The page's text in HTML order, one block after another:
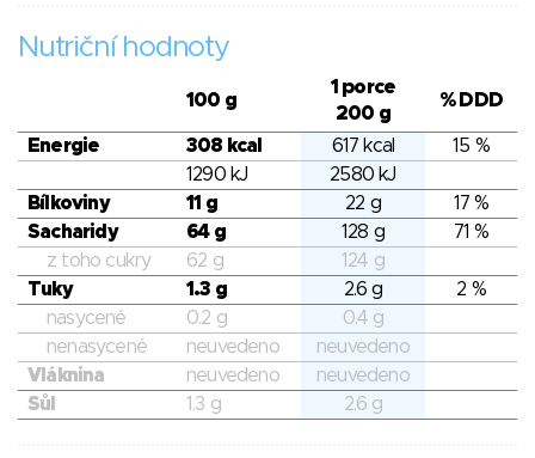
Nutriční hodnoty
100 g
1 porce
200 g
% DDD
Energie 308 kcal 617 kcal
15 %
1290 kJ
2580 kJ
Bílkoviny
11 g 22 g
17 %
Sacharidy
64 g 128 g
71 %
z toho cukry
62 g
124 g
Tuky
1.3 g 2.6 g
2 %
nasycené
0.2 g
0.4 g
nenasycené
neuvedeno
neuvedeno
Vláknina
neuvedeno
neuvedeno
Sůl
1.3 g 2.6 g